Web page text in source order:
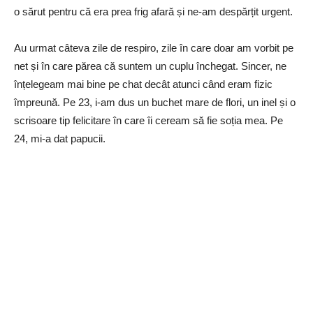
o sărut pentru că era prea frig afară și ne-am despărțit urgent.
Au urmat câteva zile de respiro, zile în care doar am vorbit pe
net și în care părea că suntem un cuplu închegat. Sincer, ne
înțelegeam mai bine pe chat decât atunci când eram fizic
împreună. Pe 23, i-am dus un buchet mare de flori, un inel și o
scrisoare tip felicitare în care îi ceream să fie soția mea. Pe
24, mi-a dat papucii.